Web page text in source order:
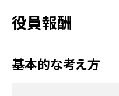
役員報酬
基本的な考え方